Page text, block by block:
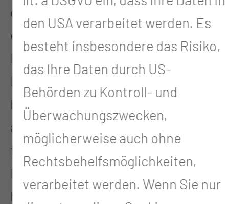
gibt der Schrittmacher schwache
elektrische Impulse ab, die das
Herz zum Schlagen veranlassen.
Die Energie, die der Schrittmacher
braucht, um die Impulse
abzugeben, bezieht er aus seiner
fest ins Gehäuse eingebauten
Batterie. Je nach Beanspruchung
hält sie bis zu zehn Jahre. Ist die
den USA verarbeitet werden. Es
besteht insbesondere das Risiko,
das Ihre Daten durch US-
Behörden zu Kontroll- und
Überwachungszwecken,
möglicherweise auch ohne
Rechtsbehelfsmöglichkeiten,
verarbeitet werden. Wenn Sie nur